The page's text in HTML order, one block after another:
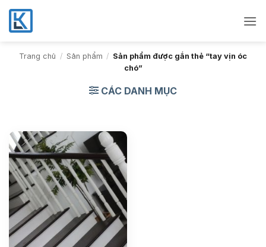
Bỏ
qua
nội
dungTrang chủ / Sản phẩm / Sản phẩm được gắn thẻ “tay vịn óc
chó”
CÁC DANH MỤC